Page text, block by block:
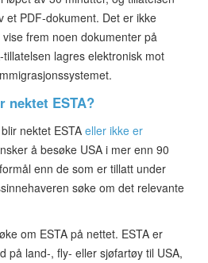
et PDF-dokument. Det er ikke
frem noen dokumenter på
lagres elektronisk mot
nektet ESTA?
nektet ESTA eller ikke er
å besøke USA i mer enn 90
enn de som er tillatt under
søke om det relevante
om ESTA på nettet. ESTA er
på land-, fly- eller sjøfartøy til USA,